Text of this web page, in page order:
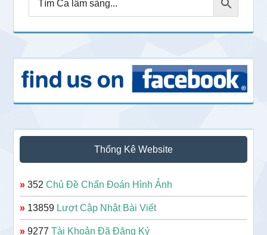
Thống Kê Website
» 352Chủ Đề Chẩn Đoán Hình Ảnh
» 13859 Lượt Cập Nhật Bài Viết
» 9277Tài Khoản Đã Đăng Ký